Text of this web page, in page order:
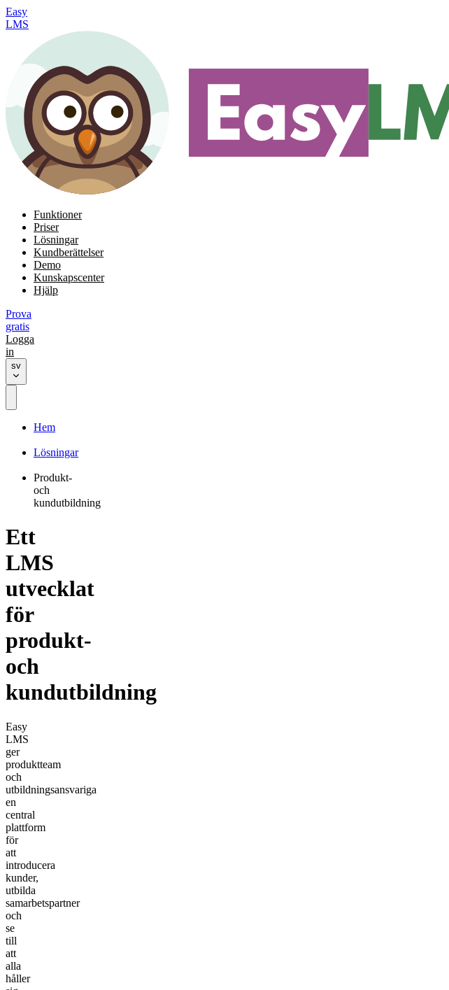
Easy
LMS
Funktioner
Priser
Lösningar
Kundberättelser
Demo
Kunskapscenter
Hjälp
Prova
gratis
Logga
in
sv
Hem
Lösningar
Produkt-
och
kundutbildning
Ett
LMS
utvecklat
för
produkt-
och
kundutbildning
Easy
LMS
ger
produktteam
och
utbildningsansvariga
en
central
plattform
för
att
introducera
kunder,
utbilda
samarbetspartner
och
se
till
att
alla
håller